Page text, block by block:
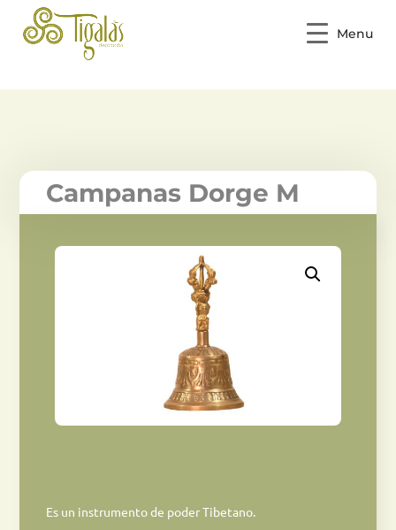
Menu
Campanas Dorge M
Es un instrumento de poder Tibetano.